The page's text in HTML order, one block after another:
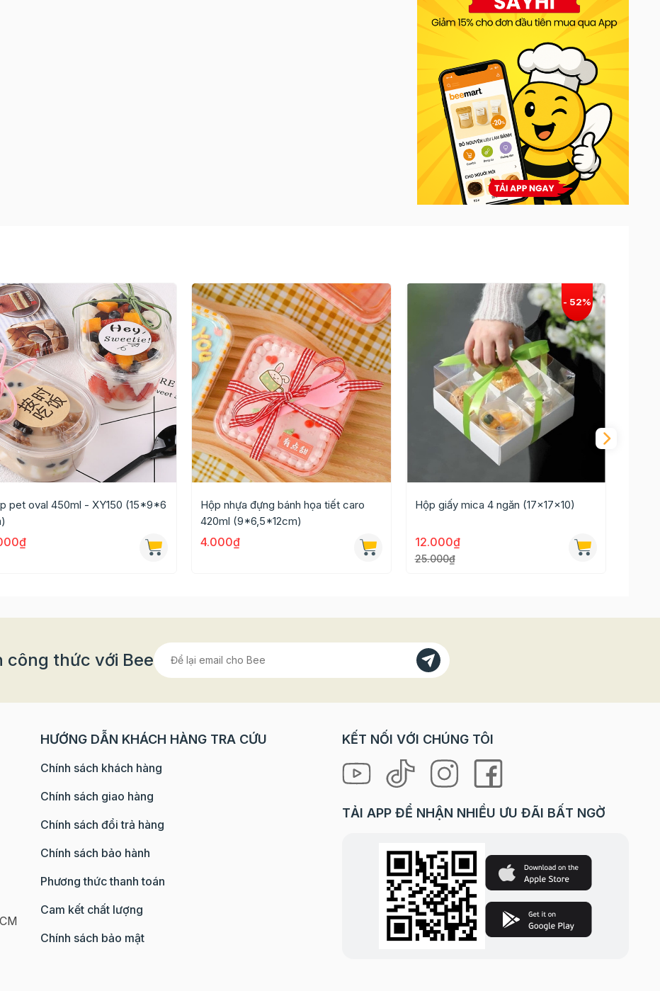
pet oval 450ml - XY150 (15*9*6
Hộp nhựa đựng bánh họa tiết caro
420ml (9*6,5*12cm)
4.000₫
Hộp giấy mica 4 ngăn (17x17x10)
12.000₫
25.000₫
công thức với Bee
HƯỚNG DẪN KHÁCH HÀNG TRA CỨU
Chính sách khách hàng
Chính sách giao hàng
Chính sách đổi trả hàng
Chính sách bảo hành
Phương thức thanh toán
Cam kết chất lượng
Chính sách bảo mật
KẾT NỐI VỚI CHÚNG TÔI
TẢI APP ĐỂ NHẬN NHIỀU ƯU ĐÃI BẤT NGỜ